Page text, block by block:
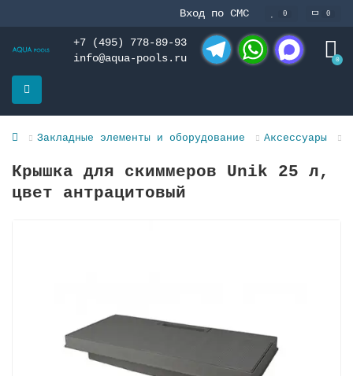
Вход по СМС 0 0
+7 (495) 778-89-93
info@aqua-pools.ru
0
Закладные элементы и оборудование Аксессуары
Крышка для скиммеров Unik 25 л,
цвет антрацитовый